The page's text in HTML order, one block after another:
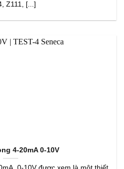
Z111, [...]
4-20mA 0-10V